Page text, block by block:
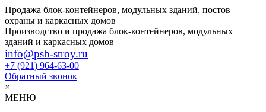
Продажа блок-контейнеров, модульных зданий, постов
охраны и каркасных домов
Производство и продажа блок-контейнеров, модульных
зданий и каркасных домов
info@psb-stroy.ru
+7 (921) 964-63-00
Обратный звонок
×
МЕНЮ